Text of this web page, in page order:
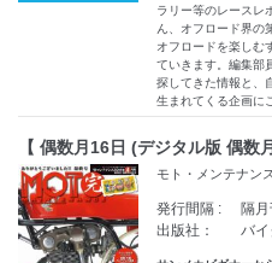
ラリー等のレースレ
ん、オフロード界の
オフロードを楽しむ
ていきます。編集部
探してきた情報と、
生まれてくる企画に
【 偶数月16日 (デジタル版 偶数
モト・メンテナンス
発行間隔 :
隔月
出版社：
バ